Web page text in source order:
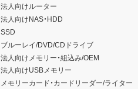
法人向けルーター
法人向けNAS・HDD
SSD
ブルーレイ/DVD/CDドライブ
法人向けメモリー・組込み/OEM
法人向けUSBメモリー
メモリーカード・カードリーダー/ライター